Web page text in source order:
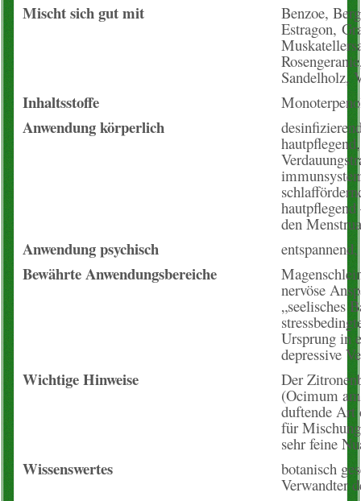
Mischt sich gut mit
Benzoe,
Estragon,
Sandelholz,
Inhaltsstoffe
Anwendung körperlich
den
Anwendung psychisch
Bewährte Anwendungsbereiche
nervöse
„seelisches
Ursprung in
depressive
Wichtige Hinweise
Der
(Ocimum
duftende Art
für
sehr feine
Wissenswertes
botanisch
Verwandter